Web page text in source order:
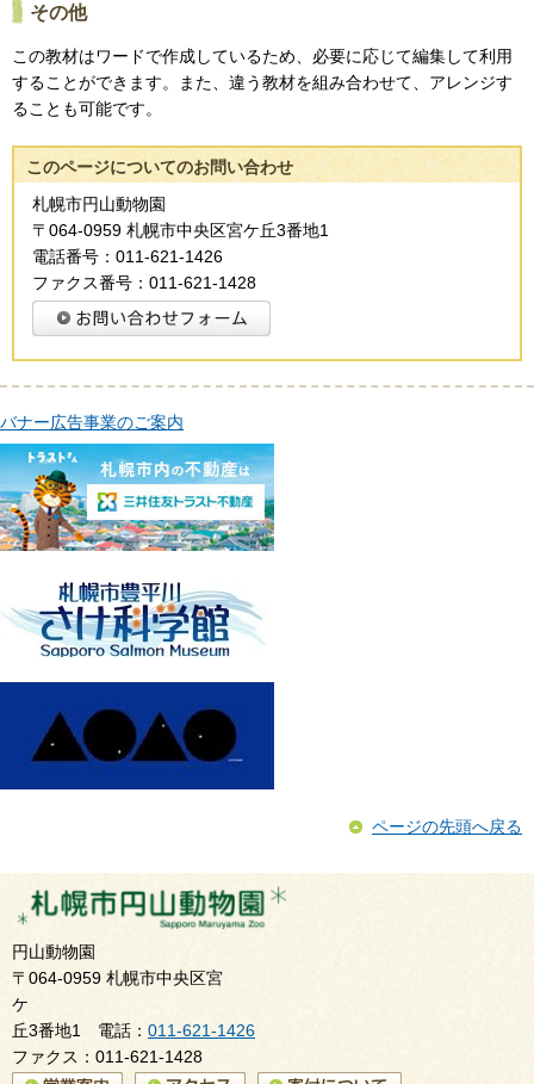
その他
この教材はワードで作成しているため、必要に応じて編集して利用
することができます。また、違う教材を組み合わせて、アレンジす
ることも可能です。
このページについてのお問い合わせ
札幌市円山動物園
〒064-0959 札幌市中央区宮ケ丘3番地1
電話番号：011-621-1426
ファクス番号：011-621-1428
バナー広告事業のご案内
ページの先頭へ戻る
円山動物園
〒064-0959 札幌市中央区宮
ケ
丘3番地1 電話： 011-621-1426
ファクス：011-621-1428